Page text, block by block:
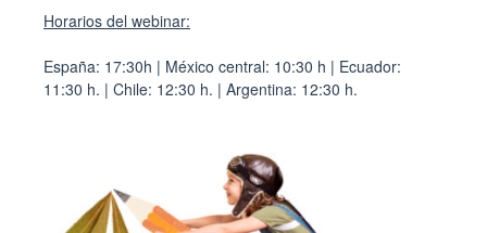
Horarios del webinar:
España: 17:30h | México central: 10:30 h | Ecuador:
11:30 h. | Chile: 12:30 h. | Argentina: 12:30 h.